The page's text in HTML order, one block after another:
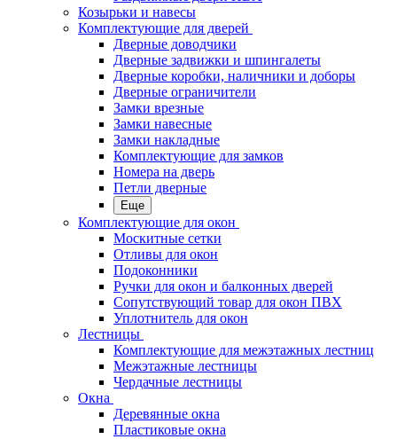
Козырьки и навесы
Комплектующие для дверей
Дверные доводчики
Дверные задвижки и шпингалеты
Дверные коробки, наличники и доборы
Дверные ограничители
Замки врезные
Замки навесные
Замки накладные
Комплектующие для замков
Номера на дверь
Петли дверные
Еще
Комплектующие для окон
Москитные сетки
Отливы для окон
Подоконники
Ручки для окон и балконных дверей
Сопутствующий товар для окон ПВХ
Уплотнитель для окон
Лестницы
Комплектующие для межэтажных лестниц
Межэтажные лестницы
Чердачные лестницы
Окна
Деревянные окна
Пластиковые окна